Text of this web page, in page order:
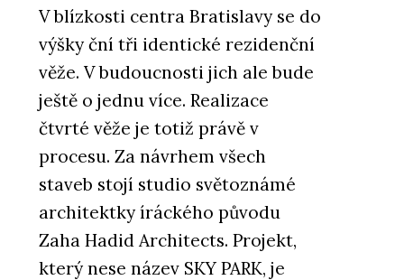
V blízkosti centra Bratislavy se do
výšky ční tři identické rezidenční
věže. V budoucnosti jich ale bude
ještě o jednu více. Realizace
čtvrté věže je totiž právě v
procesu. Za návrhem všech
staveb stojí studio světoznámé
architektky íráckého původu
Zaha Hadid Architects. Projekt,
který nese název SKY PARK, je